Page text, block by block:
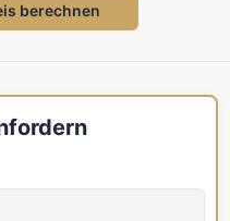
berechnen